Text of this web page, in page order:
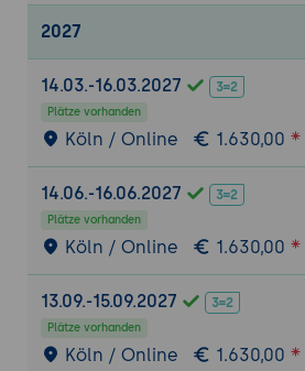
Evaluation und
Feedbackformen
digital)
Follow-ups,
Transferbegleitung
Praktische Übungen &
3)
Fiktive Workshop-
Zielgruppenprofile und
2027
14.03.-16.03.2027
Plätze vorhanden
Köln / Online 1.630,00
14.06.-16.06.2027
Plätze vorhanden
Köln / Online 1.630,00
13.09.-15.09.2027
Plätze vorhanden
Köln / Online 1.630,00